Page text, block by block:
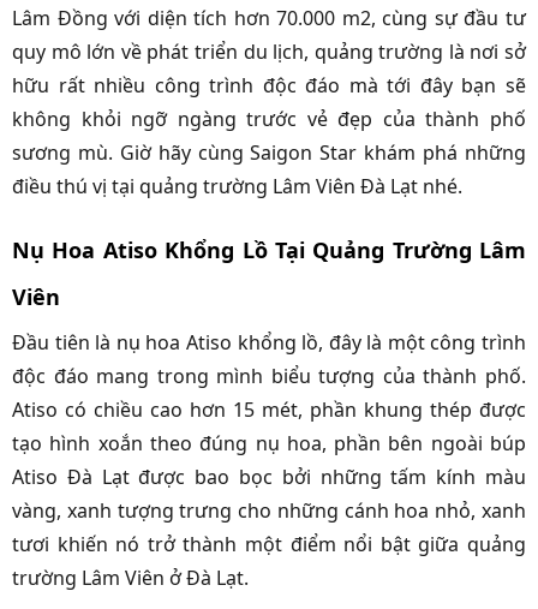
Lâm Đồng với diện tích hơn 70.000 m2, cùng sự đầu tư
quy mô lớn về phát triển du lịch, quảng trường là nơi sở
hữu rất nhiều công trình độc đáo mà tới đây bạn sẽ
không khỏi ngỡ ngàng trước vẻ đẹp của thành phố
sương mù. Giờ hãy cùng Saigon Star khám phá những
điều thú vị tại quảng trường Lâm Viên Đà Lạt nhé.
Nụ Hoa Atiso Khổng Lồ Tại Quảng Trường Lâm
Viên
Đầu tiên là nụ hoa Atiso khổng lồ, đây là một công trình
độc đáo mang trong mình biểu tượng của thành phố.
Atiso có chiều cao hơn 15 mét, phần khung thép được
tạo hình xoắn theo đúng nụ hoa, phần bên ngoài búp
Atiso Đà Lạt được bao bọc bởi những tấm kính màu
vàng, xanh tượng trưng cho những cánh hoa nhỏ, xanh
tươi khiến nó trở thành một điểm nổi bật giữa quảng
trường Lâm Viên ở Đà Lạt.